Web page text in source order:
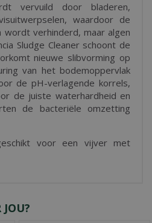
vervuild door bladeren,
waardoor de
wordt verhinderd, maar algen
Sludge Cleaner schoont de
nieuwe slibvorming op
van het bodemoppervlak
de pH-verlagende korrels,
de juiste waterhardheid en
de bacteriële omzetting
voor een vijver met